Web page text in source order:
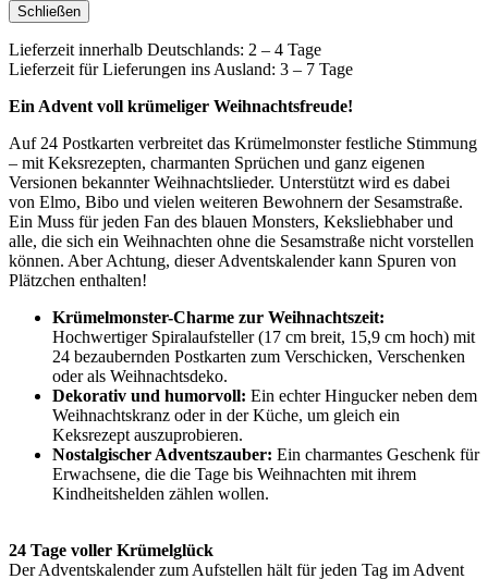
Schließen
Lieferzeit innerhalb Deutschlands: 2 – 4 Tage
Lieferzeit für Lieferungen ins Ausland: 3 – 7 Tage
Ein Advent voll krümeliger Weihnachtsfreude!
Auf 24 Postkarten verbreitet das Krümelmonster festliche Stimmung
– mit Keksrezepten, charmanten Sprüchen und ganz eigenen
Versionen bekannter Weihnachtslieder. Unterstützt wird es dabei
von Elmo, Bibo und vielen weiteren Bewohnern der Sesamstraße.
Ein Muss für jeden Fan des blauen Monsters, Keksliebhaber und
alle, die sich ein Weihnachten ohne die Sesamstraße nicht vorstellen
können. Aber Achtung, dieser Adventskalender kann Spuren von
Plätzchen enthalten!
Krümelmonster-Charme zur Weihnachtszeit:
Hochwertiger Spiralaufsteller (17 cm breit, 15,9 cm hoch) mit
24 bezaubernden Postkarten zum Verschicken, Verschenken
oder als Weihnachtsdeko.
Dekorativ und humorvoll: Ein echter Hingucker neben dem
Weihnachtskranz oder in der Küche, um gleich ein
Keksrezept auszuprobieren.
Nostalgischer Adventszauber: Ein charmantes Geschenk für
Erwachsene, die die Tage bis Weihnachten mit ihrem
Kindheitshelden zählen wollen.
24 Tage voller Krümelglück
Der Adventskalender zum Aufstellen hält für jeden Tag im Advent